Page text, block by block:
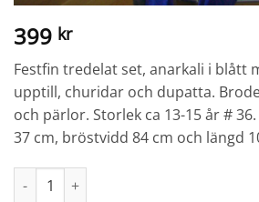
399 kr
Festfin tredelat set, anarkali i blått
upptill, churidar och dupatta.
och pärlor. Storlek ca 13-15 år #
37 cm, bröstvidd 84 cm och längd
Anarkali - 8716 mängd